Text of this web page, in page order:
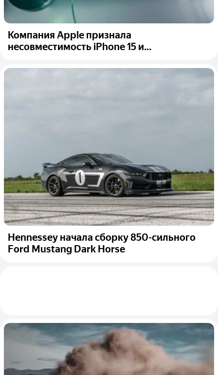
Компания Apple признала
несовместимость iPhone 15 и...
Hennessey начала сборку 850-сильного
Ford Mustang Dark Horse